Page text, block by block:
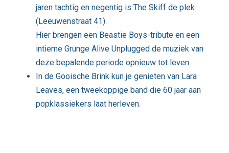
jaren tachtig en negentig is The Skiff de plek
(Leeuwenstraat 41).
Hier brengen een Beastie Boys-tribute en een
intieme Grunge Alive Unplugged de muziek van
deze bepalende periode opnieuw tot leven.
In de Gooische Brink kun je genieten van Lara
Leaves, een tweekoppige band die 60 jaar aan
popklassiekers laat herleven.